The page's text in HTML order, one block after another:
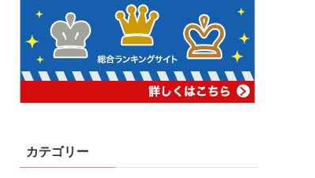
カテゴリー